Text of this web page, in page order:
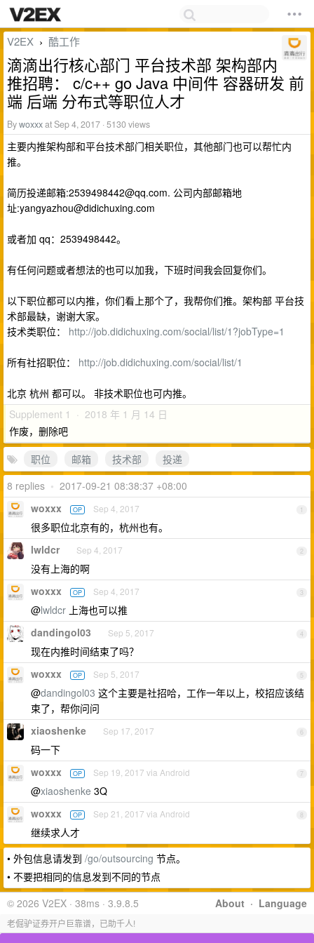
V2EX › 酷工作
滴滴出行核心部门 平台技术部 架构部内
推招聘： c/c++ go Java 中间件 容器研发 前
端 后端 分布式等职位人才
Bywoxxxat Sep 4, 2017 · 5130 views
主要内推架构部和平台技术部门相关职位，其他部门也可以帮忙内
推。
简历投递邮箱:2539498442@qq.com. 公司内部邮箱地
址:yangyazhou@didichuxing.com
或者加 qq：2539498442。
有任何问题或者想法的也可以加我，下班时间我会回复你们。
以下职位都可以内推，你们看上那个了，我帮你们推。架构部 平台技
术部最缺，谢谢大家。
技术类职位： http://job.didichuxing.com/social/list/1?jobType=1
所有社招职位： http://job.didichuxing.com/social/list/1
北京 杭州 都可以。 非技术职位也可内推。
Supplement 1 · 2018 年 1 月 14 日
作废，删除吧
职位
邮箱 技术部
投递
8 replies • 2017-09-21 08:38:37 +08:00
1
woxxx OP Sep 4, 2017
很多职位北京有的，杭州也有。
2
lwldcr Sep 4, 2017
没有上海的啊
3
woxxx OP Sep 4, 2017
@lwldcr 上海也可以推
4
dandingol03 Sep 5, 2017
现在内推时间结束了吗？
5
woxxx OP Sep 5, 2017
@dandingol03 这个主要是社招哈，工作一年以上，校招应该结
束了，帮你问问
6
xiaoshenke Sep 17, 2017
码一下
7
woxxx OP Sep 19, 2017 via Android
@xiaoshenke 3Q
8
woxxx OP Sep 21, 2017 via Android
继续求人才
• 外包信息请发到 /go/outsourcing 节点。
• 不要把相同的信息发到不同的节点
About · Language
© 2026 V2EX · 38ms · 3.9.8.5
老倔驴证券开户巨靠谱，已助千人!